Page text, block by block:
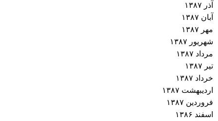
آذر ۱۳۸۷
آبان ۱۳۸۷
مهر ۱۳۸۷
شهریور ۱۳۸۷
مرداد ۱۳۸۷
تیر ۱۳۸۷
خرداد ۱۳۸۷
اردیبهشت ۱۳۸۷
فروردین ۱۳۸۷
اسفند ۱۳۸۶